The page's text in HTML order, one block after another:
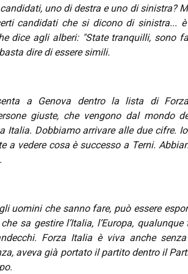
uno di destra e uno di sinistra?
candidati che si dicono di sinistra...
dice agli alberi: "State tranquilli, sono
dire di essere simili.
a Genova dentro la lista di
giuste, che vengono dal mondo
Italia. Dobbiamo arrivare alle due cifre.
a vedere cosa è successo a Terni.
uomini che sanno fare, può essere
sa gestire l’Italia, l’Europa,
Forza Italia è viva anche senza
aveva già portato il partito dentro il